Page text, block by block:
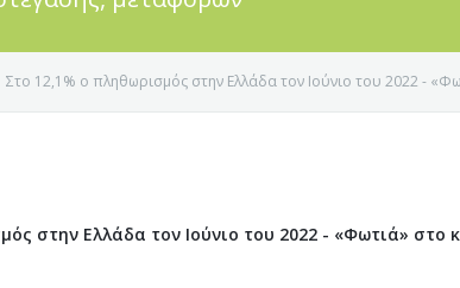
ΚΟΖΑΝΗΣ
Ν. ΚΟΖΑΝΗΣ
ΜΑΣ, Ο ΤΟΠΟΣ ΜΑΣ
Στο 12,1% ο πληθωρισμός στην Ελλάδα τον Ιούνιο του 2022 -
στην Ελλάδα τον Ιούνιο του 2022 - «Φωτιά» στο